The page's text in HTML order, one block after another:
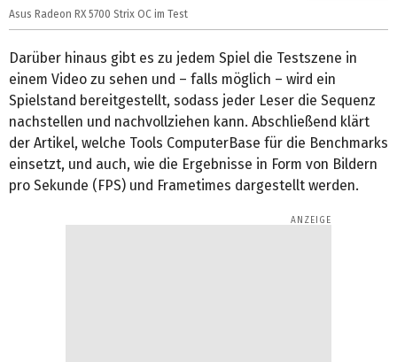
Asus Radeon RX 5700 Strix OC im Test
Darüber hinaus gibt es zu jedem Spiel die Testszene in
einem Video zu sehen und – falls möglich – wird ein
Spielstand bereitgestellt, sodass jeder Leser die Sequenz
nachstellen und nachvollziehen kann. Abschließend klärt
der Artikel, welche Tools ComputerBase für die Benchmarks
einsetzt, und auch, wie die Ergebnisse in Form von Bildern
pro Sekunde (FPS) und Frametimes dargestellt werden.